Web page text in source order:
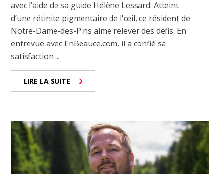
avec l’aide de sa guide Hélène Lessard. Atteint
d’une rétinite pigmentaire de l'œil, ce résident de
Notre-Dame-des-Pins aime relever des défis. En
entrevue avec EnBeauce.com, il a confié sa
satisfaction ...
LIRE LA SUITE